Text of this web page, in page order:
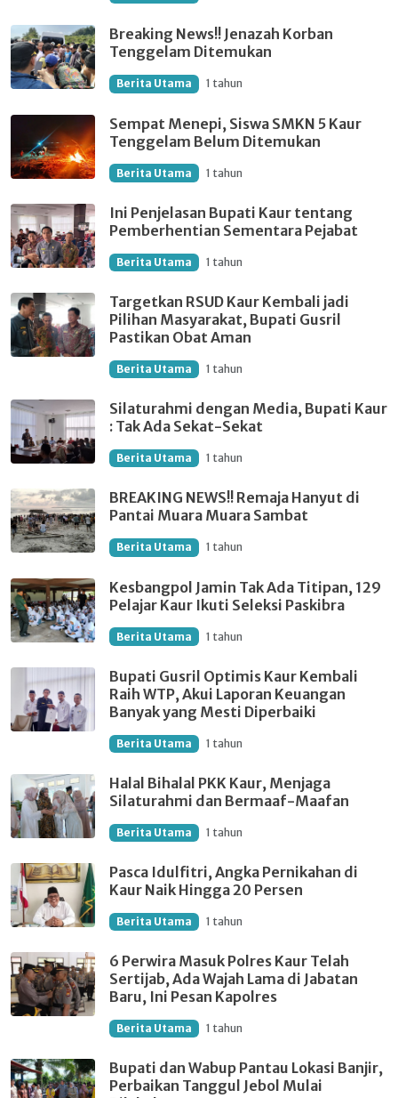
Breaking News!! Jenazah Korban
Tenggelam Ditemukan
Berita Utama 1 tahun
Sempat Menepi, Siswa SMKN 5 Kaur
Tenggelam Belum Ditemukan
Berita Utama 1 tahun
Ini Penjelasan Bupati Kaur tentang
Pemberhentian Sementara Pejabat
Berita Utama 1 tahun
Targetkan RSUD Kaur Kembali jadi
Pilihan Masyarakat, Bupati Gusril
Pastikan Obat Aman
Berita Utama 1 tahun
Silaturahmi dengan Media, Bupati Kaur
: Tak Ada Sekat-Sekat
Berita Utama 1 tahun
BREAKING NEWS!! Remaja Hanyut di
Pantai Muara Muara Sambat
Berita Utama 1 tahun
Kesbangpol Jamin Tak Ada Titipan, 129
Pelajar Kaur Ikuti Seleksi Paskibra
Berita Utama 1 tahun
Bupati Gusril Optimis Kaur Kembali
Raih WTP, Akui Laporan Keuangan
Banyak yang Mesti Diperbaiki
Berita Utama 1 tahun
Halal Bihalal PKK Kaur, Menjaga
Silaturahmi dan Bermaaf-Maafan
Berita Utama 1 tahun
Pasca Idulfitri, Angka Pernikahan di
Kaur Naik Hingga 20 Persen
Berita Utama 1 tahun
6 Perwira Masuk Polres Kaur Telah
Sertijab, Ada Wajah Lama di Jabatan
Baru, Ini Pesan Kapolres
Berita Utama 1 tahun
Bupati dan Wabup Pantau Lokasi Banjir,
Perbaikan Tanggul Jebol Mulai